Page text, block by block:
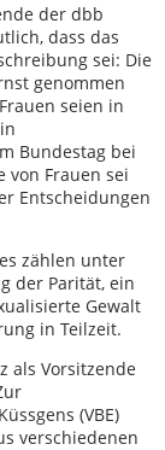
der dbb
dass das
sei: Die
genommen
seien in
Bundestag bei
von Frauen sei
Entscheidungen
zählen unter
der Parität, ein
Gewalt
in Teilzeit.
als Vorsitzende
(VBE)
verschiedenen